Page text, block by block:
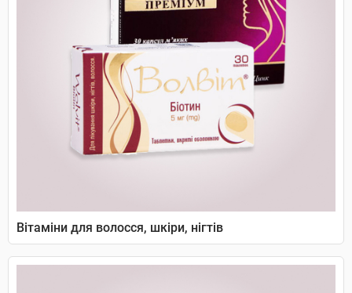
Вітаміни для волосся, шкіри, нігтів